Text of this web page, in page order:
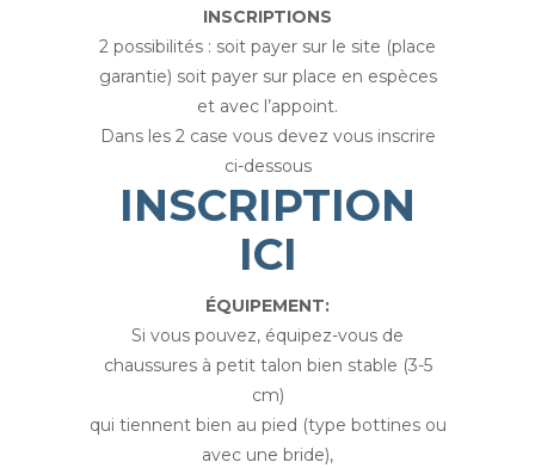
INSCRIPTIONS
2 possibilités : soit payer sur le site (place
garantie) soit payer sur place en espèces
et avec l’appoint.
Dans les 2 case vous devez vous inscrire
ci-dessous
INSCRIPTION
ICI
ÉQUIPEMENT:
Si vous pouvez, équipez-vous de
chaussures à petit talon bien stable (3-5
cm)
qui tiennent bien au pied (type bottines ou
avec une bride),